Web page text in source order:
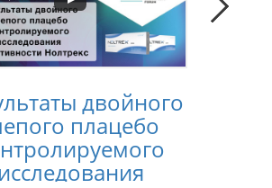
двойного
плацебо
исследования